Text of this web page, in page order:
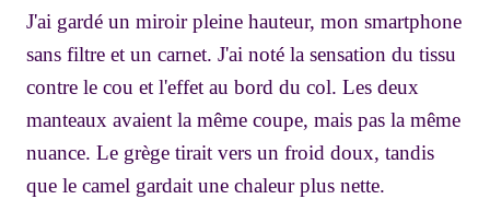
J'ai gardé un miroir pleine hauteur, mon smartphone
sans filtre et un carnet. J'ai noté la sensation du tissu
contre le cou et l'effet au bord du col. Les deux
manteaux avaient la même coupe, mais pas la même
nuance. Le grège tirait vers un froid doux, tandis
que le camel gardait une chaleur plus nette.